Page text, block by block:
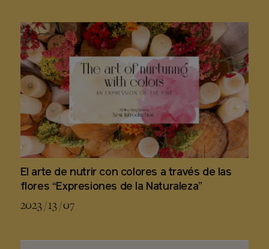
El arte de nutrir con colores a través de las
flores “Expresiones de la Naturaleza”
2023 / 13 / 07